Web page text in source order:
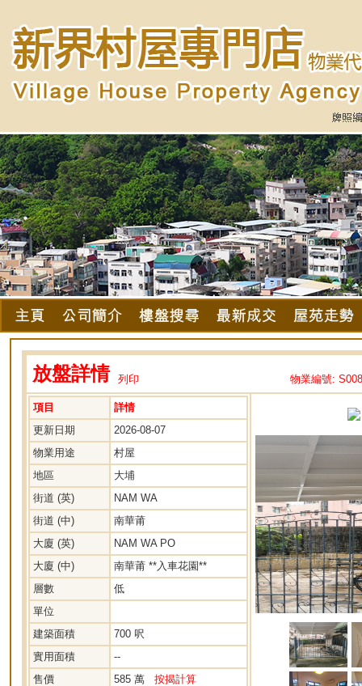
放盤詳情 列印 物業編號:
項目
詳情
更新日期
2026-08-07
物業用途
村屋
地區
大埔
街道 (英)
NAM WA
街道 (中)
南華莆
大廈 (英)
NAM WA PO
大廈 (中)
南華莆 **入車花園**
層數
低
單位
建築面積
700 呎
實用面積
--
售價
585 萬 按揭計算